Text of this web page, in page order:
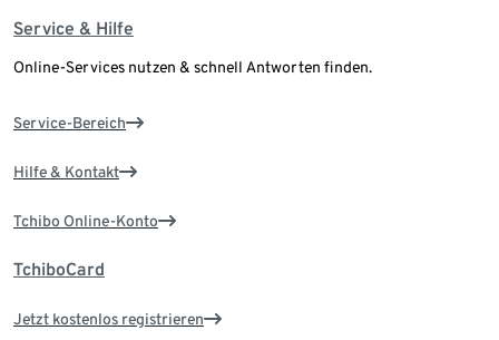
Service & Hilfe
Online-Services nutzen & schnell Antworten finden.
Service-Bereich
Hilfe & Kontakt
Tchibo Online-Konto
TchiboCard
Jetzt kostenlos registrieren